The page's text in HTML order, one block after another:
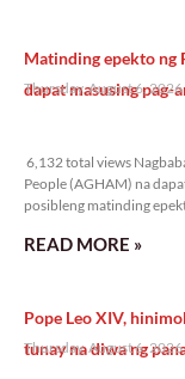
Matinding epekto ng
dapat masusing pag-
Thursday, August 6,
6,132 total views
People (AGHAM) na
posibleng matinding
READ MORE »
Pope Leo XIV,
tunay na diwa ng
Thursday, August 6,